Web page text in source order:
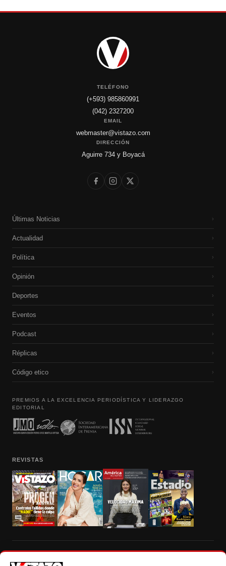
TELÉFONO
(+593) 985860991
(042) 2327200
EMAIL
webmaster@vistazo.com
DIRECCIÓN
Aguirre 734 y Boyacá
Últimas Noticias ›
Actualidad ›
Política ›
Opinión ›
Deportes ›
Eventos ›
Podcast ›
Réplicas ›
Código etico ›
PREMIOS A LA EXCELENCIA PERIODÍSTICA Y LIDERAZGO
EDITORIAL
REVISTAS
autorización escrita de su titular, de todos los contenidos de Vistazo.com.